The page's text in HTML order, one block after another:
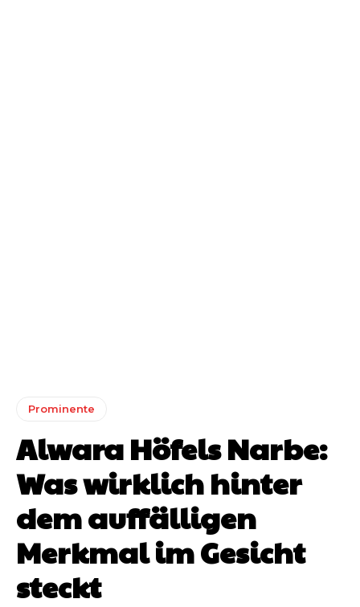
Prominente
Alwara Höfels Narbe:
Was wirklich hinter
dem auffälligen
Merkmal im Gesicht
steckt